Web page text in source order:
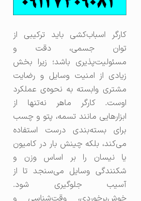
کارگر اسباب‌کشی باید ترکیبی از
توان جسمی، دقت و
مسئولیت‌پذیری باشد؛ زیرا بخش
زیادی از امنیت وسایل و رضایت
مشتری وابسته به نحوه‌ی عملکرد
اوست. کارگر ماهر نه‌تنها از
ابزارهایی مانند تسمه، پتو و چسب
برای بسته‌بندی درست استفاده
می‌کند، بلکه چینش بار در کامیون
یا نیسان را بر اساس وزن و
شکنندگی وسایل می‌سنجد تا از
آسیب جلوگیری شود.